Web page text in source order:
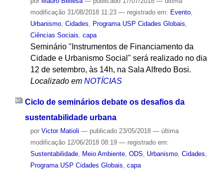
modificação31/08/2018 11:23 — registrado em: Evento,
Urbanismo, Cidades Programa USP Cidades Globais
Ciências Sociais capa
Seminário "Instrumentos de Financiamento da
Cidade e Urbanismo Social" será realizado no dia
12 de setembro, às 14h, na Sala Alfredo Bosi.
Localizado em NOTÍCIAS
Ciclo de seminários debate os desafios da
sustentabilidade urbana
por Victor Matioli — publicado23/05/2018 — última
modificação12/06/2018 08:19 — registrado em:
Sustentabilidade, Meio Ambiente, ODS, Urbanismo, Cidades,
Programa USP Cidades Globais, capa